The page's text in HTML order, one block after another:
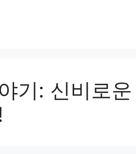
기: 신비로